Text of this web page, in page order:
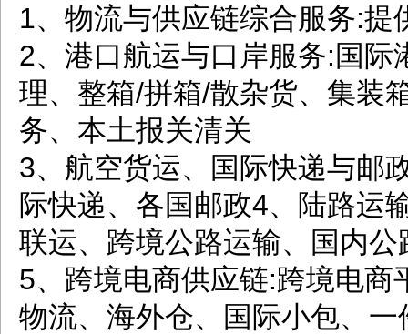
1、物流与供应链综合服务:
2、港口航运与口岸服务:国
理、整箱/拼箱/散杂货、集装
务、本土报关清关
3、航空货运、国际快递与邮
际快递、各国邮政4、陆路运
联运、跨境公路运输、国内
5、跨境电商供应链:跨境电
物流、海外仓、国际小包、